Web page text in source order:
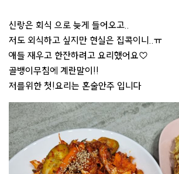
신랑은 회식 으로 늦게 들어오고..
저도 외식하고 싶지만 현실은 집콕이니..ㅠ
애들 재우고 한잔하려고 요리했어요♡
골뱅이무침에 계란말이!!
저를위한 첫!요리는 혼술안주 입니다